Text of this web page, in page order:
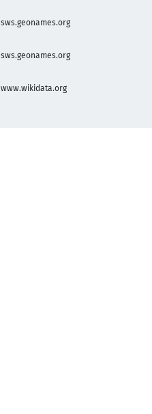
sws.geonames.org
sws.geonames.org
www.wikidata.org